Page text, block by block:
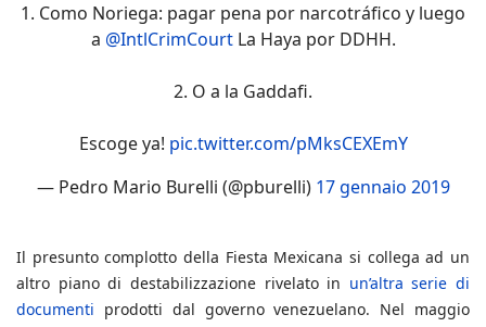
1. Como Noriega: pagar pena por narcotráfico y luego
a @IntlCrimCourtLa Haya por DDHH.
2. O a la Gaddafi.
Escoge ya! pic.twitter.com/pMksCEXEmY
— Pedro Mario Burelli (@pburelli) 17 gennaio 2019
Il presunto complotto della Fiesta Mexicana si collega ad un
altro piano di destabilizzazione rivelato in un’altra serie di
documenti prodotti dal governo venezuelano. Nel maggio